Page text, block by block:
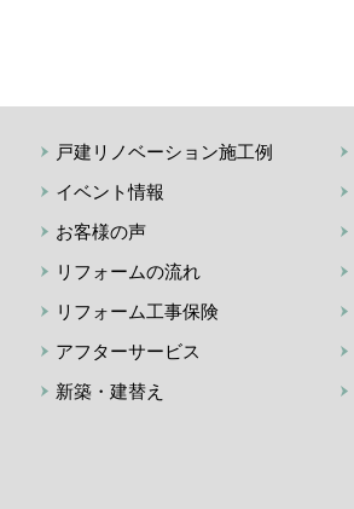
戸建リノベーション施工例
イベント情報
お客様の声
リフォームの流れ
リフォーム工事保険
アフターサービス
新築・建替え